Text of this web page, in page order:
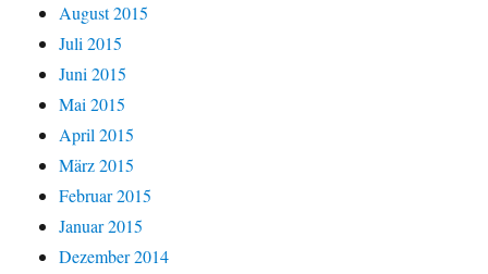
August 2015
Juli 2015
Juni 2015
Mai 2015
April 2015
März 2015
Februar 2015
Januar 2015
Dezember 2014